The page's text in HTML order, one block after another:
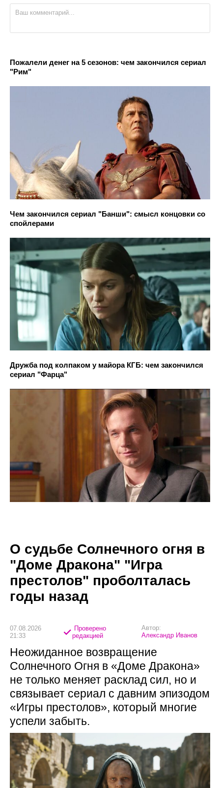
Пожалели денег на 5 сезонов: чем закончился сериал
"Рим"
Чем закончился сериал "Банши": смысл концовки со
спойлерами
Дружба под колпаком у майора КГБ: чем закончился
сериал "Фарца"
О судьбе Солнечного огня в
"Доме Дракона" "Игра
престолов" проболталась
годы назад
07.08.2026
21:33
Проверено
редакцией
Автор:
Александр Иванов
Неожиданное возвращение
Солнечного Огня в «Доме Дракона»
не только меняет расклад сил, но и
связывает сериал с давним эпизодом
«Игры престолов», который многие
успели забыть.